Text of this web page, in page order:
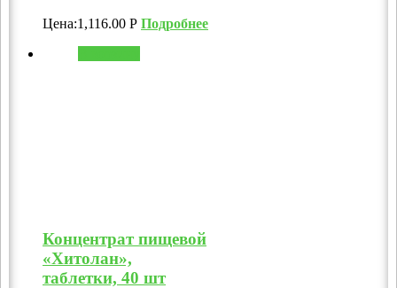
Цена:1,116.00 Р Подробнее
Концентрат пищевой
«Хитолан»,
таблетки, 40 шт